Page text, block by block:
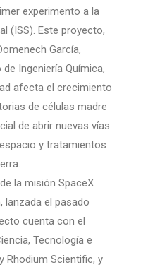
experimento a la
(ISS). Este proyecto,
García,
Ingeniería Química,
afecta el crecimiento
de células madre
de abrir nuevas vías
y tratamientos
la misión SpaceX
lanzada el pasado
cuenta con el
Tecnología e
Rhodium Scientific, y